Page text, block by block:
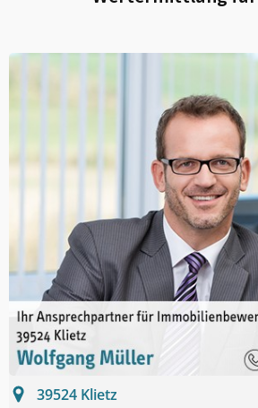
39524 Klietz